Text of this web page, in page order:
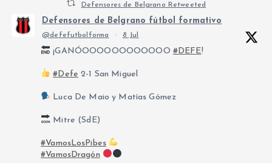
Defensores de Belgrano Retweeted
Defensores de Belgrano fútbol formativo
@defefutbolforma · 8 Jul
¡GANÓOOOOOOOOOOOO #DEFE!
#Defe 2-1 San Miguel
Luca De Maio y Matías Gómez
Mitre (SdE)
#VamosLosPibes
#VamosDragón